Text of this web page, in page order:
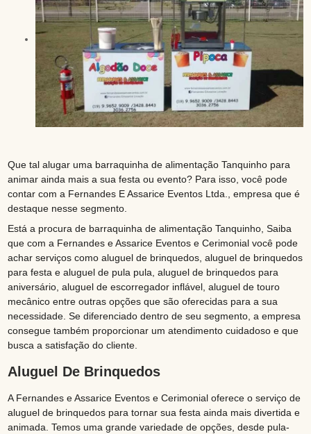
Que tal alugar uma barraquinha de alimentação Tanquinho para
animar ainda mais a sua festa ou evento? Para isso, você pode
contar com a Fernandes E Assarice Eventos Ltda., empresa que é
destaque nesse segmento.
Está a procura de barraquinha de alimentação Tanquinho, Saiba
que com a Fernandes e Assarice Eventos e Cerimonial você pode
achar serviços como aluguel de brinquedos, aluguel de brinquedos
para festa e aluguel de pula pula, aluguel de brinquedos para
aniversário, aluguel de escorregador inflável, aluguel de touro
mecânico entre outras opções que são oferecidas para a sua
necessidade. Se diferenciado dentro de seu segmento, a empresa
consegue também proporcionar um atendimento cuidadoso e que
busca a satisfação do cliente.
Aluguel De Brinquedos
A Fernandes e Assarice Eventos e Cerimonial oferece o serviço de
aluguel de brinquedos para tornar sua festa ainda mais divertida e
animada. Temos uma grande variedade de opções, desde pula-